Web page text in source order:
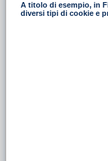
A titolo di esempio, in
diversi tipi di cookie e